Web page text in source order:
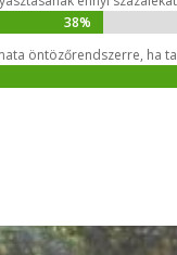
38%
38%
öntözőrendszerre, ha